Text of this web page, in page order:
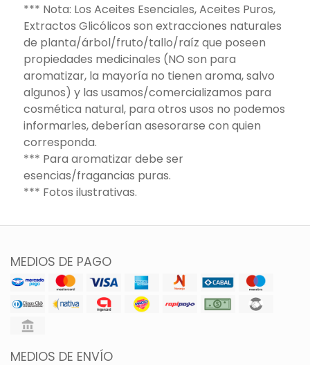
*** Nota: Los Aceites Esenciales, Aceites Puros,
Extractos Glicólicos son extracciones naturales
de planta/árbol/fruto/tallo/raíz que poseen
propiedades medicinales (NO son para
aromatizar, la mayoría no tienen aroma, salvo
algunos) y las usamos/comercializamos para
cosmética natural, para otros usos no podemos
informarles, deberían asesorarse con quien
corresponda.
*** Para aromatizar debe ser
esencias/fragancias puras.
*** Fotos ilustrativas.
MEDIOS DE PAGO
MEDIOS DE ENVÍO